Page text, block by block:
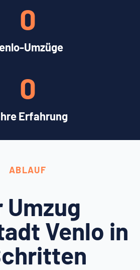
Umzüge
0
Erfahrung
0
ABLAUF
Umzug
Venlo in